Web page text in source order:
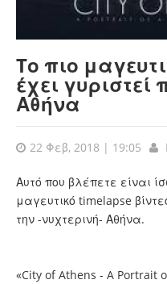
Tο πιο
έχει γυριστεί
Αθήνα
22 Φεβ, 2018 | 19:05
Αυτό που βλέπετε είναι
μαγευτικό timelapse
την -νυχτερινή- Αθήνα.
«City of Athens - A Portrait